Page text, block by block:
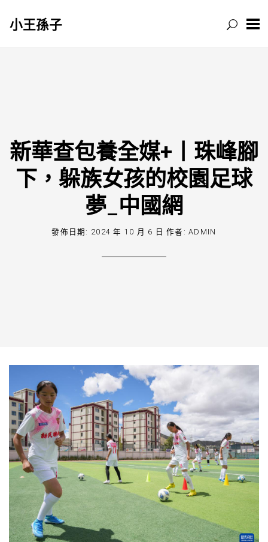
小王孫子
新華查包養全媒+丨珠峰腳
下，躲族女孩的校園足球
夢_中國網
發佈日期: 2024 年 10 月 6 日 作者:ADMIN